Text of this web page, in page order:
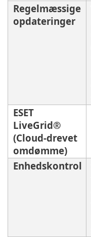
Regelmæssige
opdateringer
ESET
LiveGrid®
(Cloud-drevet
omdømme)
Enhedskontrol